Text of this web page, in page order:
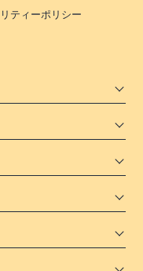
ティーポリシー